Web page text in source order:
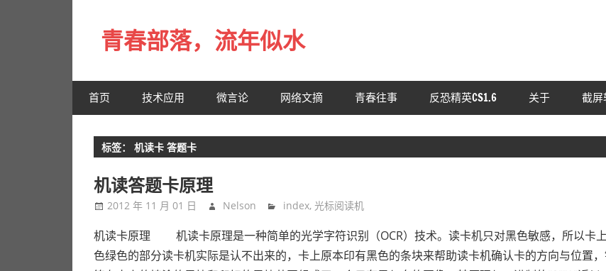
content青春部落，流年似水
春
是
一
场
远
行，
总
记
不
起
来
首页 技术应用 微言论 网络文摘 青春往事 反恐精英CS1.6 关于 截屏
标签：机读卡 答题卡
机读答题卡原理
2012 年 11 月 01 日 Nelson index, 光标阅读机
机读卡原理 机读卡原理是一种简单的光学字符识别（OCR）技术。读卡机只对黑色敏感，所以卡
色绿色的部分读卡机实际是认不出来的，卡上原本印有黑色的条块来帮助读卡机确认卡的方向与位置